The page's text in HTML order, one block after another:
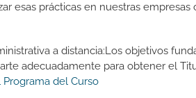
esas prácticas en nuestras empresas
a distancia:Los objetivos
adecuadamente para obtener el
Programa del Curso